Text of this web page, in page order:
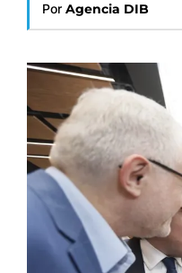
Por Agencia DIB